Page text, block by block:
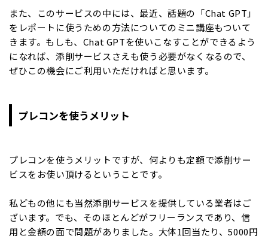
また、このサービスの中には、最近、話題の「Chat GPT」
をレポートに使うための方法についてのミニ講座もついて
きます。もしも、Chat GPTを使いこなすことができるよう
になれば、添削サービスさえも使う必要がなくなるので、
ぜひこの機会にご利用いただければと思います。
プレコンを使うメリット
プレコンを使うメリットですが、何よりも定額で添削サー
ビスをお使い頂けるということです。
私どもの他にも当然添削サービスを提供している業者はご
ざいます。でも、そのほとんどがフリーランスであり、信
用と金額の面で問題がありました。大体1回当たり、5000円